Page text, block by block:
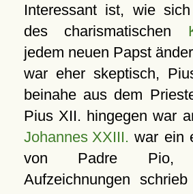
Interessant ist, wie
des charismatischen
jedem neuen Papst
war eher skeptisch,
beinahe aus dem
Pius XII. hingegen war
Johannes XXIII. war ein
von Padre Pio,
Aufzeichnungen